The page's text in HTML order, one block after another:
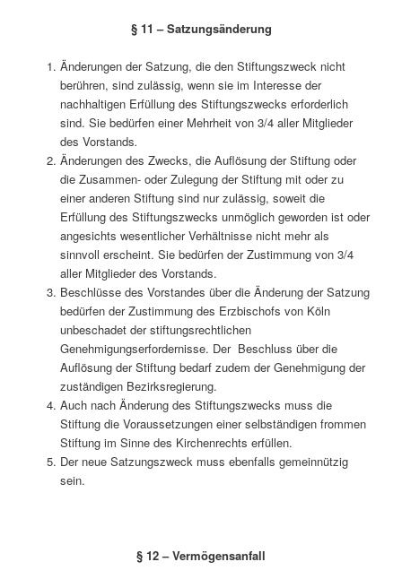
§ 11 – Satzungsänderung
Änderungen der Satzung, die den Stiftungszweck nicht
berühren, sind zulässig, wenn sie im Interesse der
nachhaltigen Erfüllung des Stiftungszwecks erforderlich
sind. Sie bedürfen einer Mehrheit von 3/4 aller Mitglieder
des Vorstands.
Änderungen des Zwecks, die Auflösung der Stiftung oder
die Zusammen- oder Zulegung der Stiftung mit oder zu
einer anderen Stiftung sind nur zulässig, soweit die
Erfüllung des Stiftungszwecks unmöglich geworden ist oder
angesichts wesentlicher Verhältnisse nicht mehr als
sinnvoll erscheint. Sie bedürfen der Zustimmung von 3/4
aller Mitglieder des Vorstands.
Beschlüsse des Vorstandes über die Änderung der Satzung
bedürfen der Zustimmung des Erzbischofs von Köln
unbeschadet der stiftungsrechtlichen
Genehmigungserfordernisse. Der Beschluss über die
Auflösung der Stiftung bedarf zudem der Genehmigung der
zuständigen Bezirksregierung.
Auch nach Änderung des Stiftungszwecks muss die
Stiftung die Voraussetzungen einer selbständigen frommen
Stiftung im Sinne des Kirchenrechts erfüllen.
Der neue Satzungszweck muss ebenfalls gemeinnützig
sein.
§ 12 – Vermögensanfall